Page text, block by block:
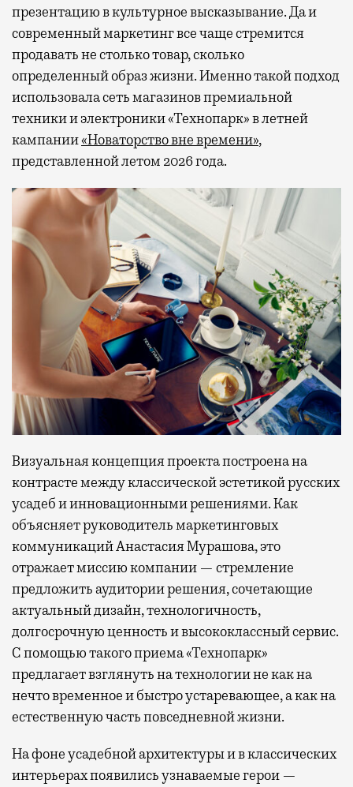
презентацию в культурное высказывание. Да и
современный маркетинг все чаще стремится
продавать не столько товар, сколько
определенный образ жизни. Именно такой подход
использовала сеть магазинов премиальной
техники и электроники «Технопарк» в летней
кампании«Новаторство вне времени»,
представленной летом 2026 года.
Визуальная концепция проекта построена на
контрасте между классической эстетикой русских
усадеб и инновационными решениями. Как
объясняет руководитель маркетинговых
коммуникаций Анастасия Мурашова, это
отражает миссию компании — стремление
предложить аудитории решения, сочетающие
актуальный дизайн, технологичность,
долгосрочную ценность и высококлассный сервис.
С помощью такого приема «Технопарк»
предлагает взглянуть на технологии не как на
нечто временное и быстро устаревающее, а как на
естественную часть повседневной жизни.
На фоне усадебной архитектуры и в классических
интерьерах появились узнаваемые герои —